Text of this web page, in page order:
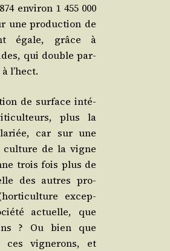
envi­ron 1 455 000
une pro­duc­tion de
égale, grâce à
qui double par­
l’hect.
de sur­face inté­
plus la
car sur une
culture de la vigne
trois fois plus de
des autres pro­
excep­
actuelle, que
? Ou bien que
ces vigne­rons, et